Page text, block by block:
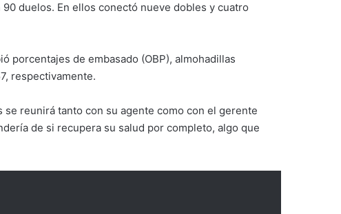
duelos. En ellos conectó nueve dobles y cuatro
porcentajes de embasado (OBP), almohadillas
respectivamente.
reunirá tanto con su agente como con el gerente
de si recupera su salud por completo, algo que